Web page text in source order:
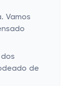
Vamos
de